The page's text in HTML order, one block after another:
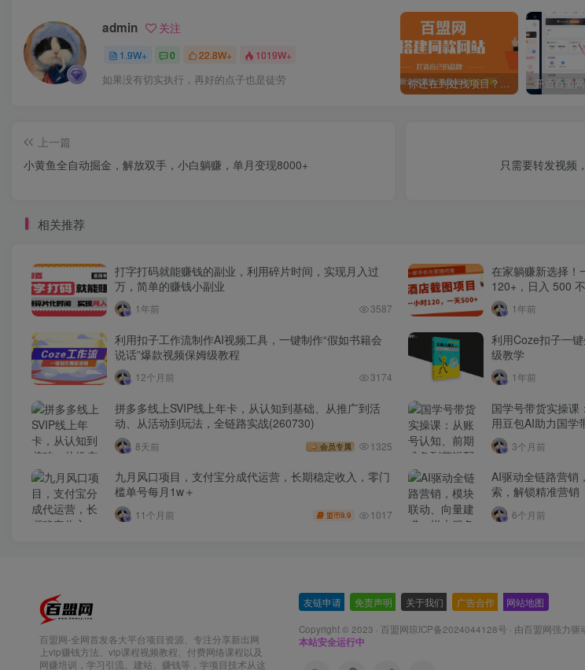
admin 关注
1.9W+ 0 22.8W+ 1019W+
如果没有切实执行，再好的点子也是徒劳 你还在到处找项目？还在当韭菜？我靠卖项目一个月收入5万+，曾经我也是个失败者。
上一篇
小黄鱼全自动掘金，解放双手，小白躺赚，单月变现8000+
只需要转发视频
相关推荐
打字打码就能赚钱的副业，利用碎片时间，实现月入过
万，简单的赚钱小副业
1年前 3587
在家躺赚新选择！
120+，日入 500
1年前
利用扣子工作流制作AI视频工具，一键制作“假如书籍会
说话”爆款视频保姆级教程
12个月前 3174
利用Coze扣子一
级教学
1年前
拼多多线上SVIP线上年卡，从认知到基础、从推广到活
动、从活动到玩法，全链路实战(260730)
8天前 会员专属 1325
国学号带货实操课
用豆包AI助力国学
3个月前
九月风口项目，支付宝分成代运营，长期稳定收入，零门
槛单号每月1w＋
11个月前 盟币9.9 1017
AI驱动全链路营销
索，解锁精准营销
6个月前
百盟网-全网首发各大平台项目资源、专注分享新出网
上vip赚钱方法、vip课程视频教程、付费网络课程以及
网赚培训，学习引流、建站、赚钱等，学项目技术从这
友链申请 免责声明 关于我们 广告合作 网站地图
Copyright © 2023 · 百盟网琼ICP备2024044128号 · 由百盟网强力驱
本站安全运行中